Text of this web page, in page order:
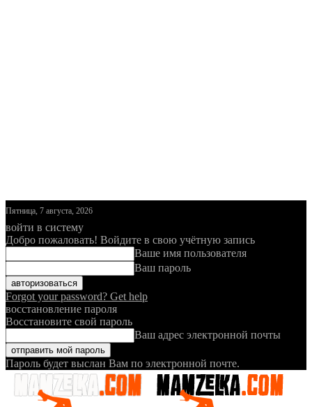
Пятница, 7 августа, 2026
войти в систему
Добро пожаловать! Войдите в свою учётную запись
Ваше имя пользователя
Ваш пароль
Forgot your password? Get help
восстановление пароля
Восстановите свой пароль
Ваш адрес электронной почты
Пароль будет выслан Вам по электронной почте.